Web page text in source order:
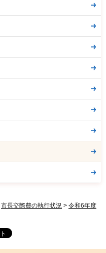
市長交際費の執行状況 > 令和6年度